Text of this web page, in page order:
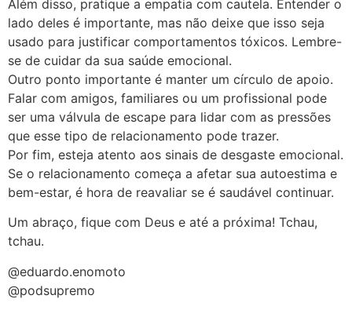
Além disso, pratique a empatia com cautela. Entender o
lado deles é importante, mas não deixe que isso seja
usado para justificar comportamentos tóxicos. Lembre-
se de cuidar da sua saúde emocional.
Outro ponto importante é manter um círculo de apoio.
Falar com amigos, familiares ou um profissional pode
ser uma válvula de escape para lidar com as pressões
que esse tipo de relacionamento pode trazer.
Por fim, esteja atento aos sinais de desgaste emocional.
Se o relacionamento começa a afetar sua autoestima e
bem-estar, é hora de reavaliar se é saudável continuar.
Um abraço, fique com Deus e até a próxima! Tchau,
tchau.
@eduardo.enomoto
@podsupremo